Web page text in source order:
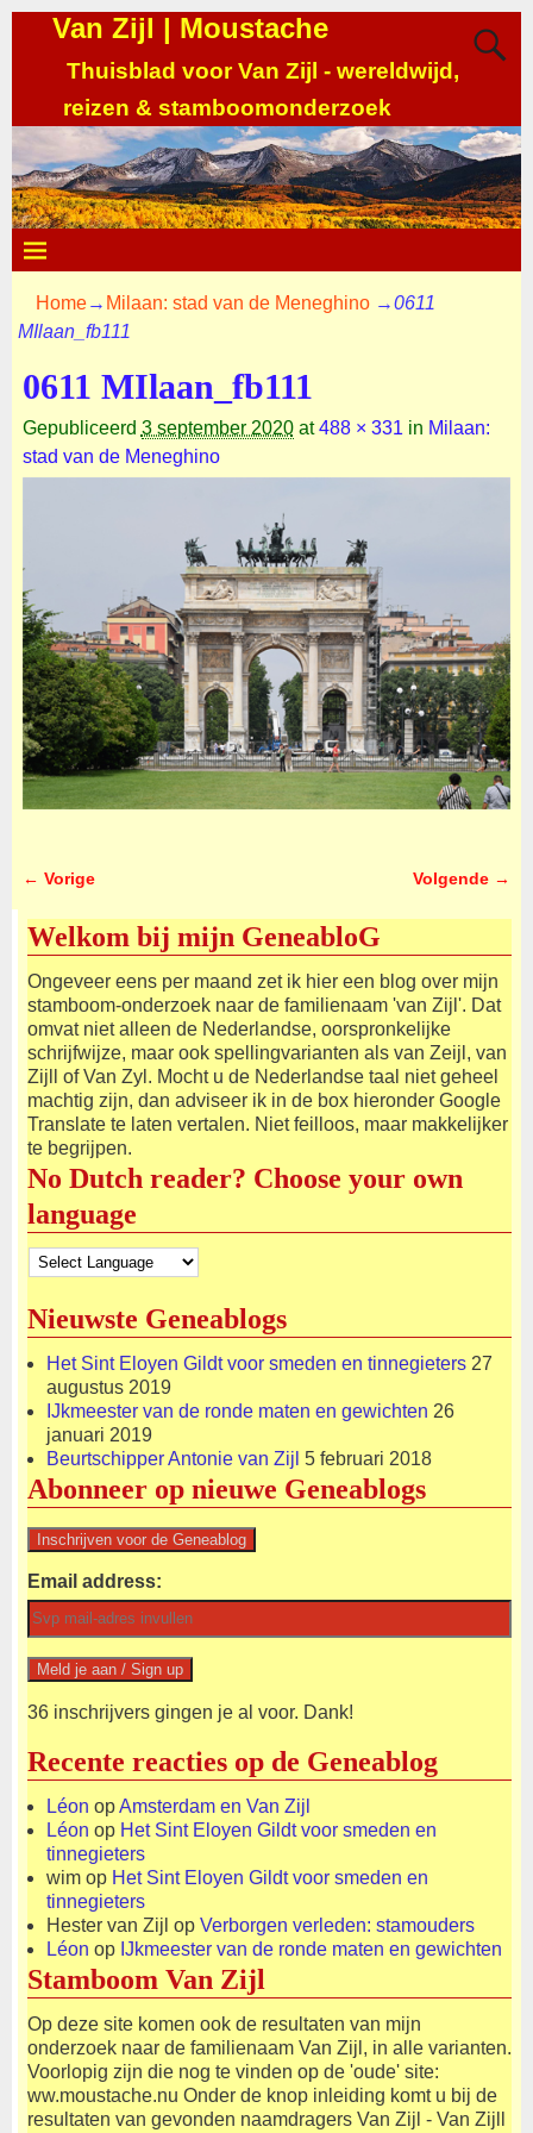
Van Zijl | Moustache
Thuisblad voor Van Zijl - wereldwijd,
reizen & stamboomonderzoek
Home→ Milaan: stad van de Meneghino →0611
MIlaan_fb111
0611 MIlaan_fb111
Gepubliceerd 3 september 2020at488 × 331 in Milaan:
stad van de Meneghino
← Vorige Volgende →
Welkom bij mijn GeneabloG
Ongeveer eens per maand zet ik hier een blog over mijn
stamboom-onderzoek naar de familienaam 'van Zijl'. Dat
omvat niet alleen de Nederlandse, oorspronkelijke
schrijfwijze, maar ook spellingvarianten als van Zeijl, van
Zijll of Van Zyl. Mocht u de Nederlandse taal niet geheel
machtig zijn, dan adviseer ik in de box hieronder Google
Translate te laten vertalen. Niet feilloos, maar makkelijker
te begrijpen.
No Dutch reader? Choose your own
language
Nieuwste Geneablogs
Het Sint Eloyen Gildt voor smeden en tinnegieters 27
augustus 2019
IJkmeester van de ronde maten en gewichten 26
januari 2019
Beurtschipper Antonie van Zijl 5 februari 2018
Abonneer op nieuwe Geneablogs
Email address:
36 inschrijvers gingen je al voor. Dank!
Recente reacties op de Geneablog
Léon opAmsterdam en Van Zijl
Léon op Het Sint Eloyen Gildt voor smeden en
tinnegieters
wim op Het Sint Eloyen Gildt voor smeden en
tinnegieters
Hester van Zijl op Verborgen verleden: stamouders
Léon op IJkmeester van de ronde maten en gewichten
Stamboom Van Zijl
Op deze site komen ook de resultaten van mijn
onderzoek naar de familienaam Van Zijl, in alle varianten.
Voorlopig zijn die nog te vinden op de 'oude' site:
ww.moustache.nu Onder de knop inleiding komt u bij de
resultaten van gevonden naamdragers Van Zijl - Van Zijll